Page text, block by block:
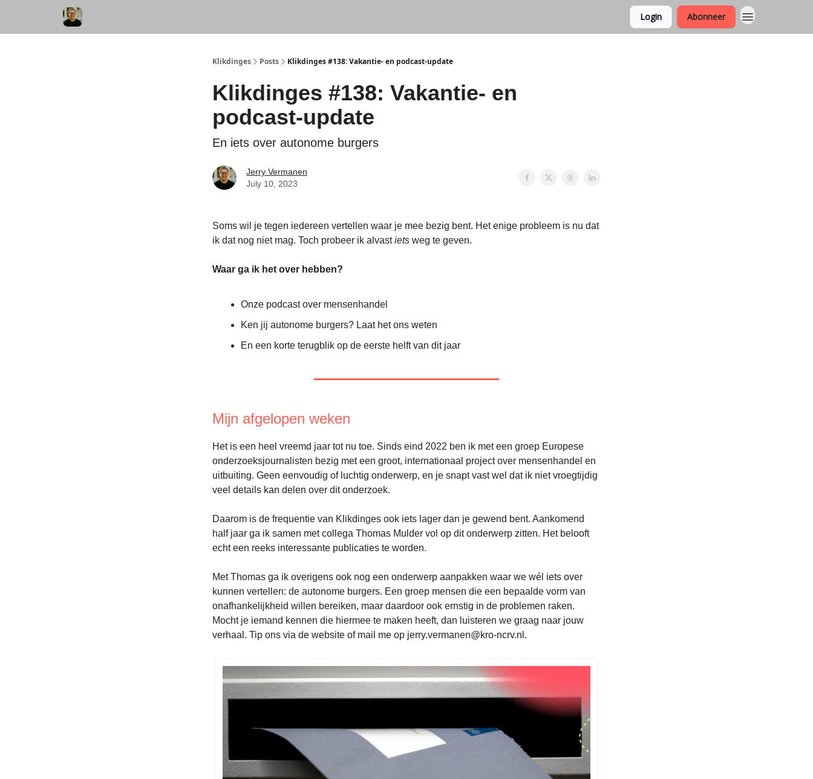
Login Abonneer
Klikdinges Posts Klikdinges #138: Vakantie- en podcast-update
Klikdinges #138: Vakantie- en
podcast-update
En iets over autonome burgers
Jerry Vermanen
July 10, 2023
Soms wil je tegen iedereen vertellen waar je mee bezig bent. Het enige probleem is nu dat
ik dat nog niet mag. Toch probeer ik alvastiets weg te geven.
Waar ga ik het over hebben?
Onze podcast over mensenhandel
Ken jij autonome burgers? Laat het ons weten
En een korte terugblik op de eerste helft van dit jaar
Mijn afgelopen weken
Het is een heel vreemd jaar tot nu toe. Sinds eind 2022 ben ik met een groep Europese
onderzoeksjournalisten bezig met een groot, internationaal project over mensenhandel en
uitbuiting. Geen eenvoudig of luchtig onderwerp, en je snapt vast wel dat ik niet vroegtijdig
veel details kan delen over dit onderzoek.
Daarom is de frequentie van Klikdinges ook iets lager dan je gewend bent. Aankomend
half jaar ga ik samen met collega Thomas Mulder vol op dit onderwerp zitten. Het belooft
echt een reeks interessante publicaties te worden.
Met Thomas ga ik overigens ook nog een onderwerp aanpakken waar we wél iets over
kunnen vertellen: de autonome burgers. Een groep mensen die een bepaalde vorm van
onafhankelijkheid willen bereiken, maar daardoor ook ernstig in de problemen raken.
Mocht je iemand kennen die hiermee te maken heeft, dan luisteren we graag naar jouw
verhaal. Tip ons via de website of mail me op jerry.vermanen@kro-ncrv.nl .